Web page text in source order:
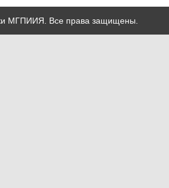
МГПИИЯ. Все права защищены.